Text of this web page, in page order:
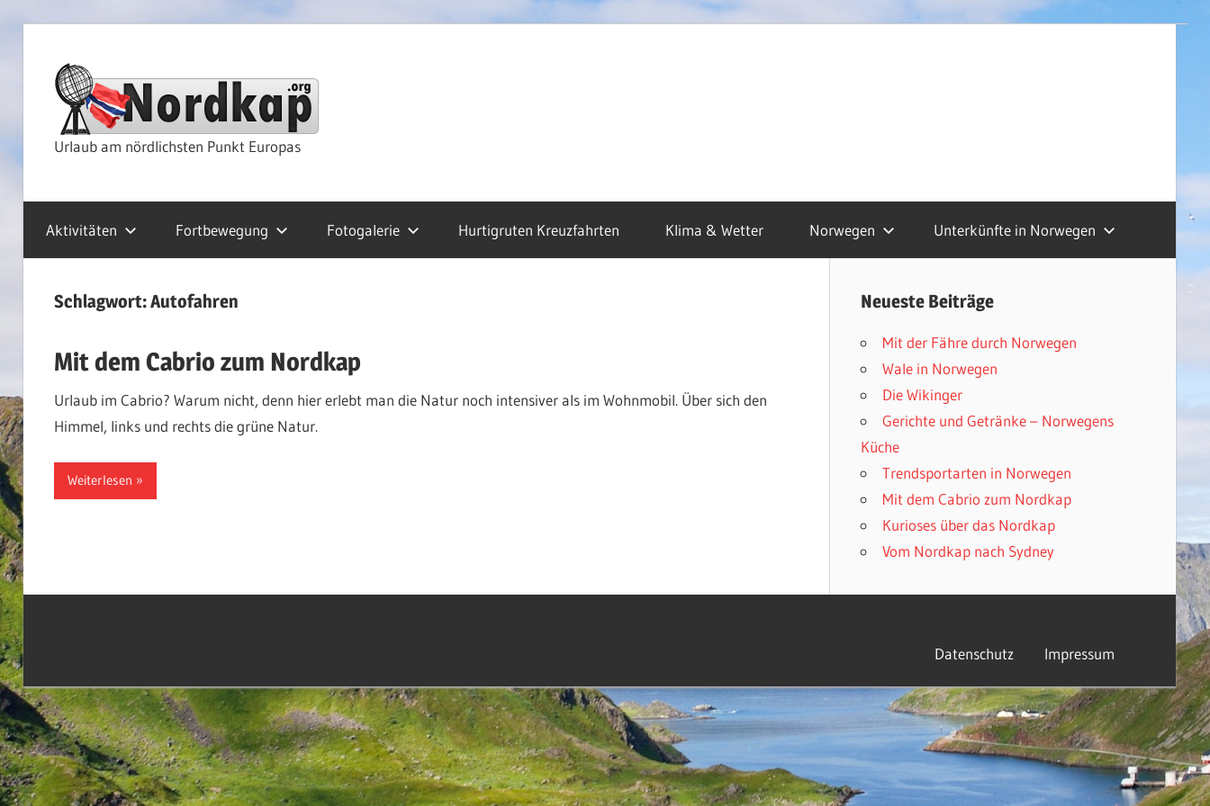
springen
&
Urlaub am nördlichsten Punkt Europas
Aktivitäten Fortbewegung Fotogalerie Hurtigruten Kreuzfahrten Klima & Wetter Norwegen Unterkünfte in Norwegen
Schlagwort:Autofahren
Mit dem Cabrio zum Nordkap
Urlaub im Cabrio? Warum nicht, denn hier erlebt man die Natur noch intensiver als im Wohnmobil. Über sich den
Himmel, links und rechts die grüne Natur.
Weiterlesen
Neueste Beiträge
Mit der Fähre durch Norwegen
Wale in Norwegen
Die Wikinger
Gerichte und Getränke – Norwegens
Küche
Trendsportarten in Norwegen
Mit dem Cabrio zum Nordkap
Kurioses über das Nordkap
Vom Nordkap nach Sydney
Datenschutz Impressum